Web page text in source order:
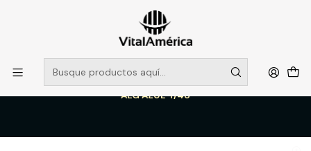
POR SISTEMA FRONTAL SOLO RETIROS EN TIENDA, DESDE
MUCHAS GRACIAS +569 5956 2237
Leer más
Catálogo
VESTIMENTA TECNICA Y CORPORATIVA
PANTALONES DE TRABAJO
PANTALON CARGO CLASSIC NEW EDITION MUJER 65% POLY 35%
ALG AZUL T/48